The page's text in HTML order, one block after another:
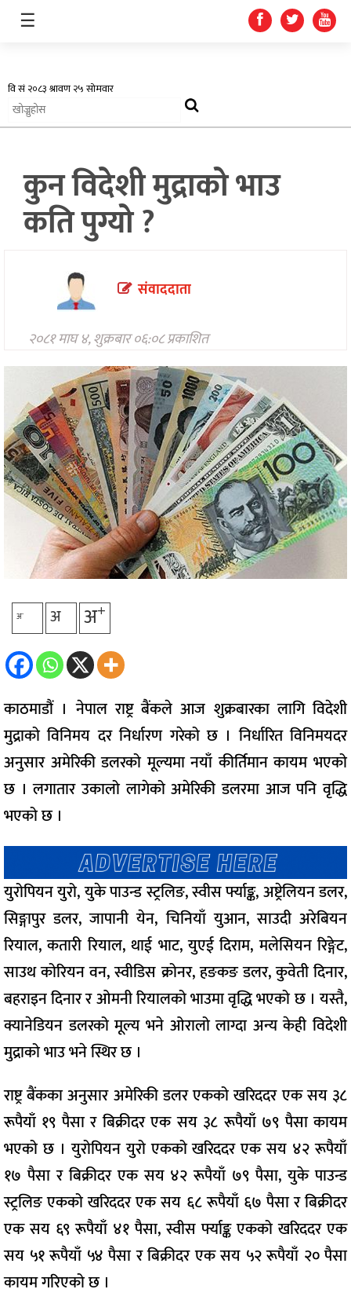
अर्थतन्त्र
स्वास्थ्य
शिक्षा
खेलकुद
सूचना
प्रविधि
अन्तर्राष्ट्रिय
अन्तरवार्ता/
विचार
थप
☰
कुन विदेशी मुद्राको भाउ
कति पुग्यो ?
संवाददाता
२०८१ माघ ४, शुक्रबार ०६:०८ प्रकाशित
अ- अ अ+
काठमाडौं । नेपाल राष्ट्र बैंकले आज शुक्रबारका लागि विदेशी
मुद्राको विनिमय दर निर्धारण गरेको छ । निर्धारित विनिमयदर
अनुसार अमेरिकी डलरको मूल्यमा नयाँ कीर्तिमान कायम भएको
छ । लगातार उकालो लागेको अमेरिकी डलरमा आज पनि वृद्धि
भएको छ ।
युरोपियन युरो, युके पाउन्ड स्ट्रलिङ, स्वीस र्फ्याङ्क, अष्ट्रेलियन डलर,
सिङ्गापुर डलर, जापानी येन, चिनियाँ युआन, साउदी अरेबियन
रियाल, कतारी रियाल, थाई भाट, युएई दिराम, मलेसियन रिङ्गेट,
साउथ कोरियन वन, स्वीडिस क्रोनर, हङकङ डलर, कुवेती दिनार,
बहराइन दिनार र ओमनी रियालको भाउमा वृद्धि भएको छ । यस्तै,
क्यानेडियन डलरको मूल्य भने ओरालो लाग्दा अन्य केही विदेशी
मुद्राको भाउ भने स्थिर छ ।
राष्ट्र बैंकका अनुसार अमेरिकी डलर एकको खरिददर एक सय ३८
रूपैयाँ १९ पैसा र बिक्रीदर एक सय ३८ रूपैयाँ ७९ पैसा कायम
भएको छ । युरोपियन युरो एकको खरिददर एक सय ४२ रूपैयाँ
१७ पैसा र बिक्रीदर एक सय ४२ रूपैयाँ ७९ पैसा, युके पाउन्ड
स्ट्रलिङ एकको खरिददर एक सय ६८ रूपैयाँ ६७ पैसा र बिक्रीदर
एक सय ६९ रूपैयाँ ४१ पैसा, स्वीस र्फ्याङ्क एकको खरिददर एक
सय ५१ रूपैयाँ ५४ पैसा र बिक्रीदर एक सय ५२ रूपैयाँ २० पैसा
कायम गरिएको छ ।